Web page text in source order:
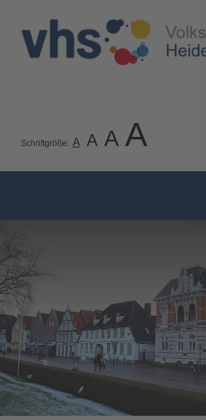
Schriftgröße: A A A A